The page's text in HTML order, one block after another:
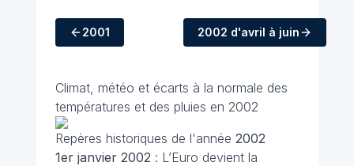
2001 2002 d'avril à juin
Climat, météo et écarts à la normale des
températures et des pluies en 2002
Repères historiques de l'année 2002
1er janvier 2002 : L’Euro devient la